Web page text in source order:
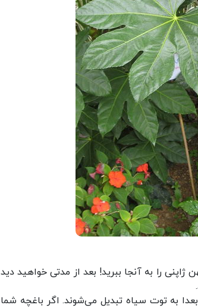
را به آنجا ببرید! بعد از مدتی خواهید دید
به توت سیاه تبدیل می‌شوند. اگر باغچه شما